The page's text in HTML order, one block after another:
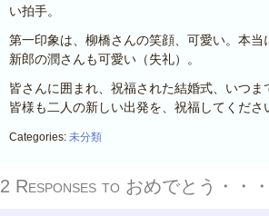
い拍手。
第一印象は、柳橋さんの笑顔、可愛い。本当
新郎の潤さんも可愛い（失礼）。
皆さんに囲まれ、祝福された結婚式、いつま
皆様も二人の新しい出発を、祝福してくださ
Categories: 未分類
2 Responses to おめでとう・・